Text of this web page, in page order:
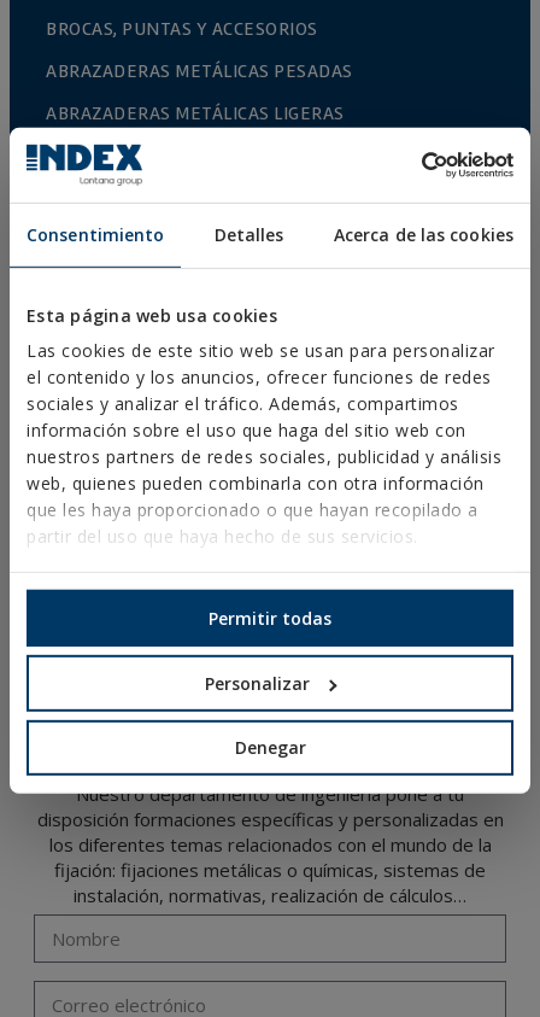
Consentimiento Detalles Acerca de las cookies
Esta página web usa cookies
Las cookies de este sitio web se usan para personalizar
el contenido y los anuncios, ofrecer funciones de redes
sociales y analizar el tráfico. Además, compartimos
información sobre el uso que haga del sitio web con
nuestros partners de redes sociales, publicidad y análisis
web, quienes pueden combinarla con otra información
que les haya proporcionado o que hayan recopilado a
partir del uso que haya hecho de sus servicios.
Permitir todas
Personalizar
Denegar
BROCAS, PUNTAS Y ACCESORIOS
ABRAZADERAS METÁLICAS PESADAS
ABRAZADERAS METÁLICAS LIGERAS
SISTEMAS DE PROTECCIÓN CONTRA INCENDIOS
SOPORTES PARA CANALONES
ABRAZADERAS PLÁSTICAS
SISTEMAS DE INSTALACIÓN Y FIJACIONES PARA
PANELES SOLARES
VARILLA ROSCADA Y ACCESORIOS DE FIJACIÓN
FIJACIÓN PARA SANITARIOS Y CLIMATIZACIÓN
AUTOSERVICIO
ACCESO A DESCARGAS
FORMACIÓN TÉCNICA
Nuestro departamento de ingeniería pone a tu
disposición formaciones específicas y personalizadas en
los diferentes temas relacionados con el mundo de la
fijación: fijaciones metálicas o químicas, sistemas de
instalación, normativas, realización de cálculos…